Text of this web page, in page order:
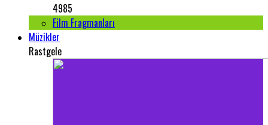
4985
Film Fragmanları
Müzikler
Rastgele